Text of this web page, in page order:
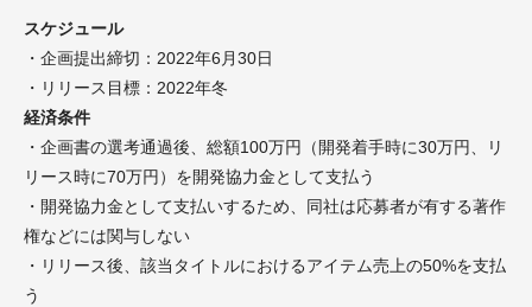
スケジュール
・企画提出締切：2022年6月30日
・リリース目標：2022年冬
経済条件
・企画書の選考通過後、総額100万円（開発着手時に30万円、リ
リース時に70万円）を開発協力金として支払う
・開発協力金として支払いするため、同社は応募者が有する著作
権などには関与しない
・リリース後、該当タイトルにおけるアイテム売上の50%を支払
う